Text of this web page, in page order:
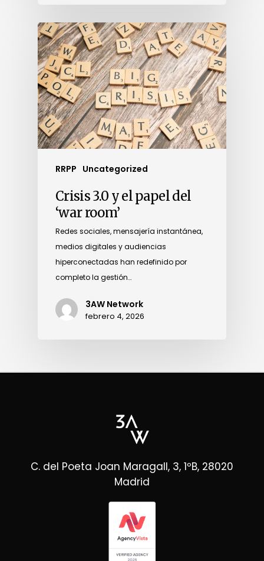
RRPP Uncategorized
Crisis 3.0 y el papel del
‘war room’
Redes sociales, mensajería instantánea,
medios digitales y audiencias
hiperconectadas han redefinido por
completo la gestión…
3AW Network
febrero 4, 2026
C. del Poeta Joan Maragall, 3, 1ºB, 28020
Madrid